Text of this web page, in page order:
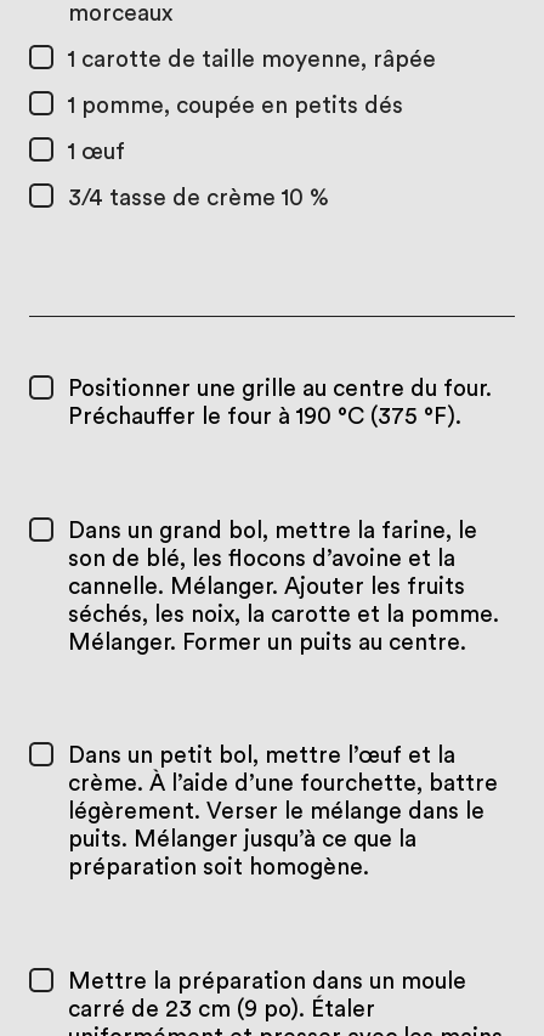
morceaux
1 carotte de taille moyenne, râpée
1 pomme, coupée en petits dés
1 œuf
3/4 tasse de crème 10 %
Positionner une grille au centre du four.
Préchauffer le four à 190 °C (375 °F).
Dans un grand bol, mettre la farine, le
son de blé, les flocons d’avoine et la
cannelle. Mélanger. Ajouter les fruits
séchés, les noix, la carotte et la pomme.
Mélanger. Former un puits au centre.
Dans un petit bol, mettre l’œuf et la
crème. À l’aide d’une fourchette, battre
légèrement. Verser le mélange dans le
puits. Mélanger jusqu’à ce que la
préparation soit homogène.
Mettre la préparation dans un moule
carré de 23 cm (9 po). Étaler